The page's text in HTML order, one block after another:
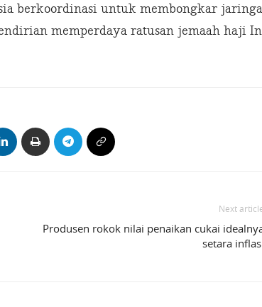
berkoordinasi untuk membongkar
memperdaya ratusan jemaah haji
Next
Produsen rokok nilai penaikan cukai
setara